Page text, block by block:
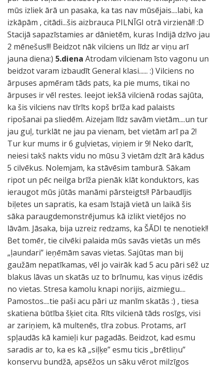
mūs izliek ārā un pasaka, ka tas nav mūsējais....labi, ka
izkāpām , citādi...šis aizbrauca PILNĪGI otrā virzienā!! :D
Stacijā sapazīstamies ar dānietēm, kuras Indijā dzīvo jau
2 mēnešus!!! Beidzot nāk vilciens un līdz ar viņu arī
jauna diena:) 5.diena Atrodam vilcienam īsto vagonu un
beidzot varam izbaudīt General klasi...... :) Vilciens no
ārpuses apmēram tāds pats, ka pie mums, tikai no
ārpuses ir vēl restes. Ieejot iekšā vilcienā rodas sajūta,
ka šis vilciens nav tīrīts kopš brīža kad palaists
ripošanai pa sliedēm. Aizejam līdz savām vietām....un tur
jau guļ, turklāt ne jau pa vienam, bet vietām arī pa 2!
Tur kur mums ir 6 guļvietas, viņiem ir 9! Neko darīt,
neiesi takš nakts vidu no mūsu 3 vietām dzīt ārā kādus
5 cilvēkus. Nolemjam, ka stāvēsim tamburā. Sākam
ripot un pēc neilga brīža pienāk klāt konduktors, kas
ieraugot mūs jūtās manāmi pārsteigts!! Pārbaudījis
biļetes un sapratis, ka esam īstajā vietā un laikā šis
sāka paraugdemonstrējumus kā izlikt vietējos no
lāvām. Jāsaka, bija uzreiz redzams, ka ŠĀDI te nenotiek!!
Bet tomēr, tie cilvēki palaida mūs savās vietās un mēs
„ļaundari” ieņēmām savas vietas. Sajūtas man bij
gaužām nepatīkamas, vēl jo vairāk kad 5 acu pāri sēž uz
blakus lāvas un skatās uz to brīnumu, kas viņus izēdis
no vietas. Stresa kamolu knapi norijis, aizmiegu....
Pamostos....tie paši acu pāri uz manīm skatās :) , tiesa
skatiena būtība šķiet cita. Rīts vilcienā tāds rosīgs, visi
ar zariņiem, kā multenēs, tīra zobus. Protams, arī
spļaudās kā kamieļi kur pagadās. Beidzot, kad esmu
saradis ar to, ka es kā „siļķe” esmu ticis „brētliņu”
konservu bundžā, apsēžos un sāku vērot milzīgos